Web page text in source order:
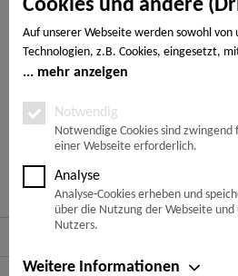
Cookies und andere
Auf unserer Webseite werden sowohl von
Technologien, z.B. Cookies, eingesetzt,
Ihrem Endgerät gespeichert und/oder
Notwendige Cookies, Analyse-,
den notwendigen Cookies handelt es sich
notwendig sind, um den von Ihnen
bereitzustellen, die übrigen Cookies
Ihnen erteilten Einwilligung gesetzt. Die
Personen, die das 16. Lebensjahr noch
benötigen die Zustimmung der
Sie dazu lediglich den Cookie-Banner
mehr anzeigen
Notwendig
Notwendige Cookies sind
einer Webseite erforderlich.
Analyse
Analyse-Cookies erheben und
über die Nutzung der Webseite
Nutzers.
Weitere Informationen
Beschreibung
Ob groß oder klein: Das
jedem Raum eine gute Figur. Durch
---
Ähnliche Artikel